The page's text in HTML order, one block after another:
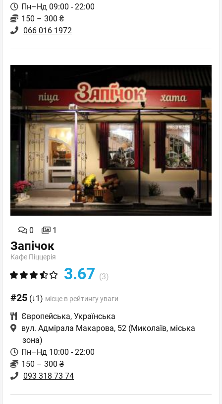
Пн–Нд 09:00 - 22:00
150 – 300 ₴
066 016 1972
0 1
Запічок
Кафе Піццерія
3.67 (3)
#25 (↓1) місце в рейтингу уваги
Європейська, Українська
вул. Адмірала Макарова, 52 (Миколаїв, міська
зона)
Пн–Нд 10:00 - 22:00
150 – 300 ₴
093 318 73 74